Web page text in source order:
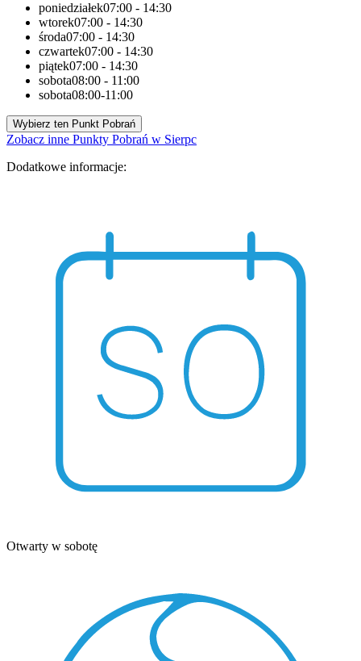
poniedziałek07:00 - 14:30
wtorek07:00 - 14:30
środa07:00 - 14:30
czwartek07:00 - 14:30
piątek07:00 - 14:30
sobota08:00 - 11:00
sobota08:00-11:00
Wybierz ten Punkt Pobrań
Zobacz inne Punkty Pobrań w Sierpc
Dodatkowe informacje:
Otwarty w sobotę